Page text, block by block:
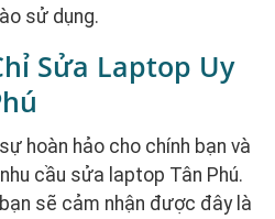
sử dụng.
Sửa Laptop Uy
hoàn hảo cho chính bạn và
cầu sửa laptop Tân Phú.
sẽ cảm nhận được đây là